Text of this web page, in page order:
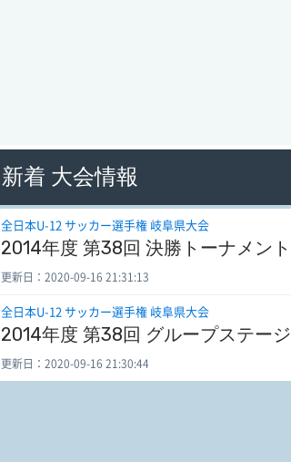
新着 大会情報
全日本U-12 サッカー選手権 岐阜県大会
2014年度 第38回 決勝トーナメント
更新日：2020-09-16 21:31:13
全日本U-12 サッカー選手権 岐阜県大会
2014年度 第38回 グループステージ
更新日：2020-09-16 21:30:44